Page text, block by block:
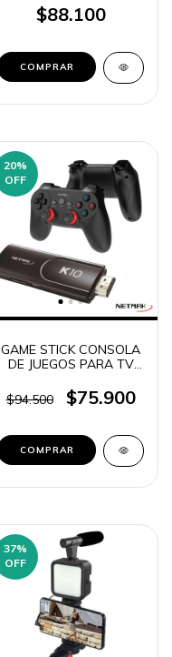
BLUETOOTH CON
MICROFONO
NM-N35
$88.100
COMPRAR
20%
OFF
GAME STICK CONSOLA
DE JUEGOS PARA TV
EMULADOR + 2
JOYSTICKS
$94.500 $75.900
COMPRAR
37%
OFF